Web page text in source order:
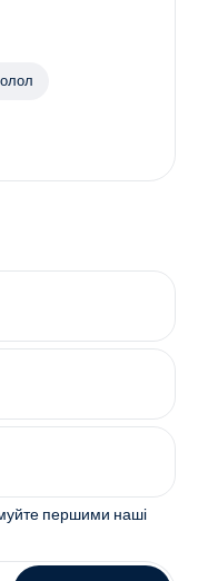
першими наші